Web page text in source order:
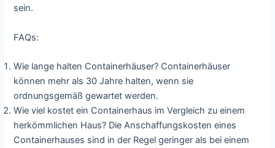
sein.
FAQs:
Wie lange halten Containerhäuser? Containerhäuser
können mehr als 30 Jahre halten, wenn sie
ordnungsgemäß gewartet werden.
Wie viel kostet ein Containerhaus im Vergleich zu einem
herkömmlichen Haus? Die Anschaffungskosten eines
Containerhauses sind in der Regel geringer als bei einem